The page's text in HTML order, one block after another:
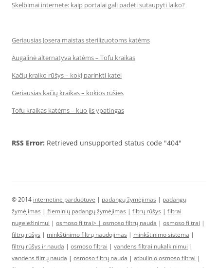
Skelbimai internete: kaip portalai gali padėti sutaupyti laiko?
Geriausias Josera maistas sterilizuotoms katėms
Augalinė alternatyva katėms – Tofu kraikas
Kačių kraiko rūšys – kokį parinkti katei
Geriausias kačių kraikas – kokios rūšies
Tofu kraikas katėms – kuo jis ypatingas
RSS Error: Retrieved unsupported status code "404"
© 2014 internetine parduotuve | padangų žymėjimas | padangų
žymėjimas | žieminių padangų žymėjimas | filtrų rūšys | filtrai
nugeležinimui | osmoso filtrai> | osmoso filtrų nauda | osmoso filtrai |
filtrų rūšys | minkštinimo filtrų naudojimas | minkštinimo sistema |
filtrų rūšys ir nauda | osmoso filtrai | vandens filtrai nukalkinimui |
vandens filtrų nauda | osmoso filtrų nauda | atbulinio osmoso filtrai |